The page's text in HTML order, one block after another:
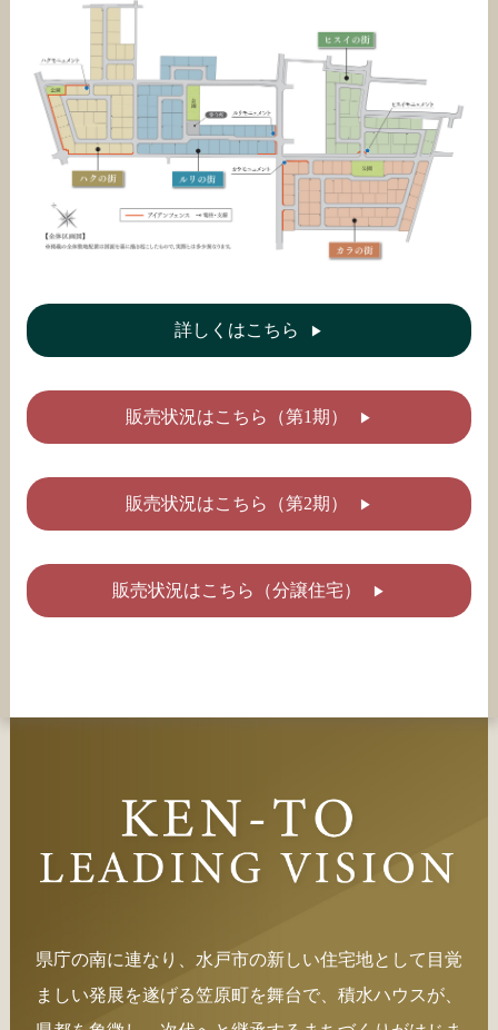
詳しくはこちら
販売状況はこちら（第1期）
販売状況はこちら（第2期）
販売状況はこちら（分譲住宅）
県庁の南に連なり、水戸市の新しい住宅地として 目覚
ましい発展を遂げる笠原町を舞台で、 積水ハウスが、